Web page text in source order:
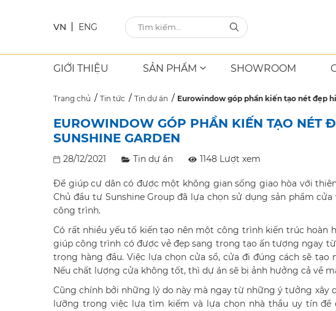
VN ENG
GIỚI THIỆU SẢN PHẨM SHOWROOM
Trang chủ Tin tức Tin dự án Eurowindow góp phần kiến tạo nét đẹp
EUROWINDOW GÓP PHẦN KIẾN TẠO NÉT
SUNSHINE GARDEN
28/12/2021 Tin dự án 1148 Lượt xem
Để giúp cư dân có được một không gian sống giao hòa với
Chủ đầu tư Sunshine Group đã lựa chọn sử dụng sản phẩm
công trình.
Có rất nhiều yếu tố kiến tạo nên một công trình kiến trúc hoàn
giúp công trình có được vẻ đẹp sang trọng tạo ấn tượng ngay
trọng hàng đầu. Việc lựa chọn cửa sổ, cửa đi đúng cách sẽ
Nếu chất lượng cửa không tốt, thì dự án sẽ bị ảnh hưởng cả về
Cũng chính bởi những lý do này mà ngay từ những ý tưởng xây
lưỡng trong việc lựa tìm kiếm và lựa chọn nhà thầu uy tín